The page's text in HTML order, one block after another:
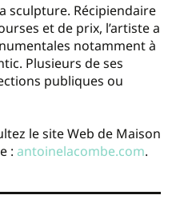
sculpture. Récipiendaire
et de prix, l’artiste a
notamment à
Plusieurs de ses
publiques ou
le site Web de Maison
: antoinelacombe.com.